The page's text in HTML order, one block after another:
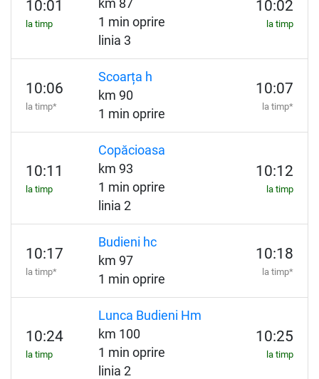
10:01
la timp
km 87
1 min oprire
linia 3
10:02
la timp
10:06
la timp*
Scoarța h
km 90
1 min oprire
10:07
la timp*
10:11
la timp
Copăcioasa
km 93
1 min oprire
linia 2
10:12
la timp
10:17
la timp*
Budieni hc
km 97
1 min oprire
10:18
la timp*
10:24
la timp
Lunca Budieni Hm
km 100
1 min oprire
linia 2
10:25
la timp